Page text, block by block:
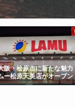
な魅力！ラ・
ープン
西成
すい
レク